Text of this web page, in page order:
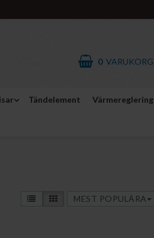
0 VARUKORG
Tändelement Värmereglering
MEST POPULÄRA